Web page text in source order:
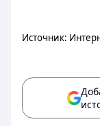
Источник: